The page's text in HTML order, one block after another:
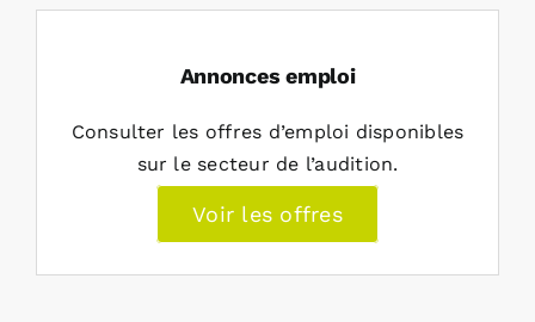
Annonces emploi
Consulter les offres d’emploi disponibles
sur le secteur de l’audition.
Voir les offres